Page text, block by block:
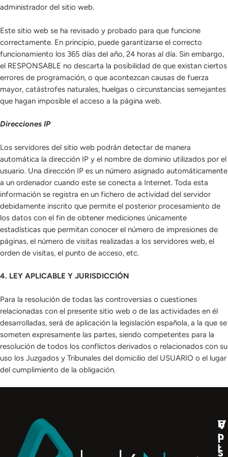
administrador del sitio web.
Este sitio web se ha revisado y probado para que funcione
correctamente. En principio, puede garantizarse el correcto
funcionamiento los 365 días del año, 24 horas al día. Sin embargo,
el RESPONSABLE no descarta la posibilidad de que existan ciertos
errores de programación, o que acontezcan causas de fuerza
mayor, catástrofes naturales, huelgas o circunstancias semejantes
que hagan imposible el acceso a la página web.
Direcciones IP
Los servidores del sitio web podrán detectar de manera
automática la dirección IP y el nombre de dominio utilizados por el
usuario. Una dirección IP es un número asignado automáticamente
a un ordenador cuando este se conecta a Internet. Toda esta
información se registra en un fichero de actividad del servidor
debidamente inscrito que permite el posterior procesamiento de
los datos con el fin de obtener mediciones únicamente
estadísticas que permitan conocer el número de impresiones de
páginas, el número de visitas realizadas a los servidores web, el
orden de visitas, el punto de acceso, etc.
4. LEY APLICABLE Y JURISDICCIÓN
Para la resolución de todas las controversias o cuestiones
relacionadas con el presente sitio web o de las actividades en él
desarrolladas, será de aplicación la legislación española, a la que se
someten expresamente las partes, siendo competentes para la
resolución de todos los conflictos derivados o relacionados con su
uso los Juzgados y Tribunales del domicilio del USUARIO o el lugar
del cumplimiento de la obligación.
V
i
s
H
o
r
E
n
l